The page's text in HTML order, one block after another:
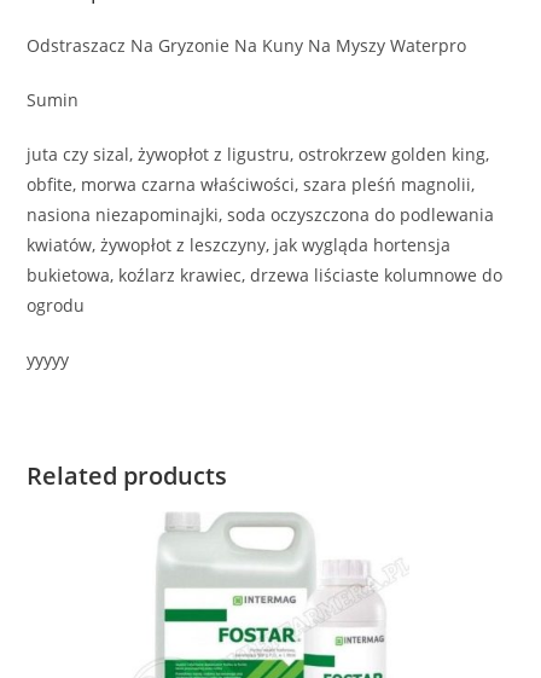
Odstraszacz Na Gryzonie Na Kuny Na Myszy Waterpro
Sumin
juta czy sizal, żywopłot z ligustru, ostrokrzew golden king,
obfite, morwa czarna właściwości, szara pleśń magnolii,
nasiona niezapominajki, soda oczyszczona do podlewania
kwiatów, żywopłot z leszczyny, jak wygląda hortensja
bukietowa, koźlarz krawiec, drzewa liściaste kolumnowe do
ogrodu
yyyyy
Related products